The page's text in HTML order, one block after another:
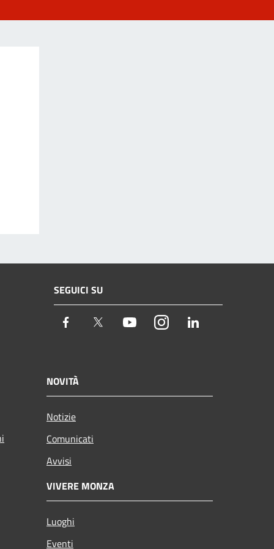
SEGUICI SU
Facebook Twitter YoutubeInstagram
NOVITÀ
Notizie
Comunicati
Avvisi
VIVERE MONZA
Luoghi
Eventi